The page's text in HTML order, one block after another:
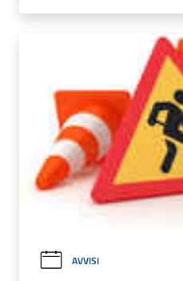
AVVISI